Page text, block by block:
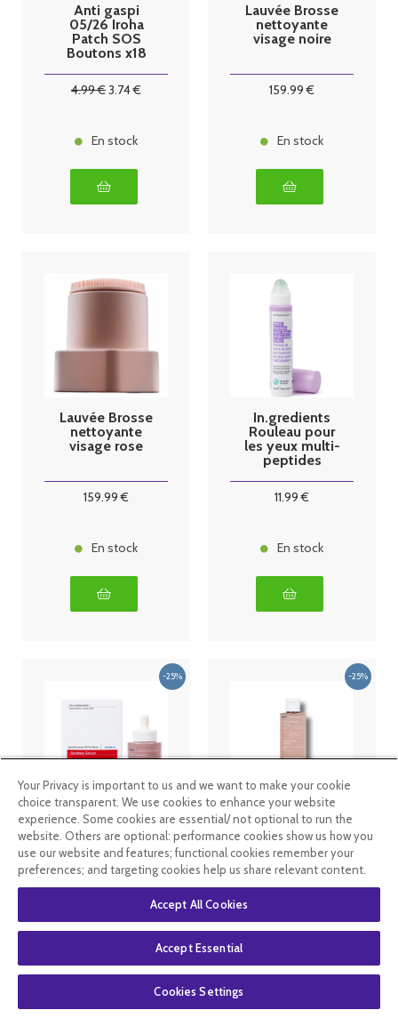
Anti gaspi
05/26 Iroha
Patch SOS
Boutons x18
4.99€3.74€
En stock
Lauvée Brosse
nettoyante
visage noire
159.99 €
En stock
Lauvée Brosse
nettoyante
visage rose
159.99 €
En stock
In.gredients
Rouleau pour
les yeux multi-
peptides
11.99 €
En stock
Korres Sérum
Biphase anti
tâches 30ML
Korres Rose
Sauvage
d'Apothicaire
Essence Éclat
Your Privacy is important to us and we want to make your cookie
choice transparent. We use cookies to enhance your website
experience. Some cookies are essential/ not optional to run the
website. Others are optional: performance cookies show us how you
use our website and features; functional cookies remember your
preferences; and targeting cookies help us share relevant content.
Accept All Cookies
Accept Essential
Cookies Settings